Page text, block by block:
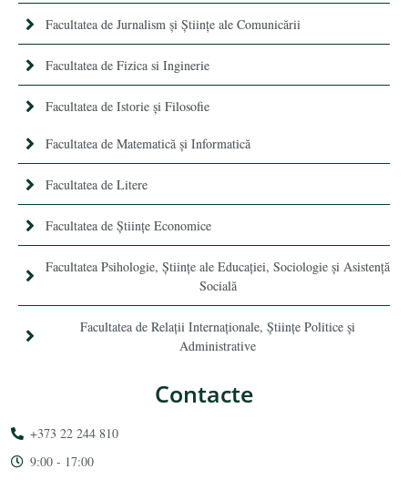
Facultatea de Jurnalism şi Ştiinţe ale Comunicării
Facultatea de Fizica si Inginerie
Facultatea de Istorie şi Filosofie
Facultatea de Matematică şi Informatică
Facultatea de Litere
Facultatea de Științe Economice
Facultatea Psihologie, Ştiinţe ale Educaţiei, Sociologie și Asistență
Socială
Facultatea de Relaţii Internaţionale, Ştiinţe Politice şi
Administrative
Contacte
+373 22 244 810
9:00 - 17:00